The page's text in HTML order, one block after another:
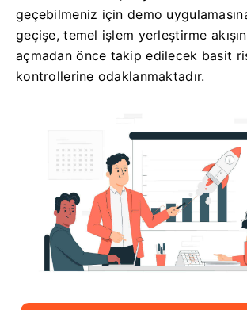
geçebilmeniz için demo
geçişe, temel işlem yerleştirme
açmadan önce takip edilecek basit
kontrollerine odaklanmaktadır.